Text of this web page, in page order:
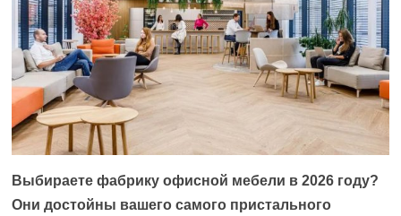
Выбираете фабрику офисной мебели в 2026 году?
Они достойны вашего самого пристального